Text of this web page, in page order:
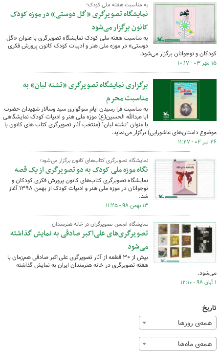
به مناسبت هفته ملی کودک؛
نمایشگاه تصویرگری «گل دوستی» در موزه کودک
کانون برگزار می‌شود
به مناسبت هفته ملی کودک نمایشگاه تصویرگری با عنوان «گل
دوستی» در موزه ملی هنر و ادبیات کودک کانون پرورش فکری
کودکان و نوجوانان برگزار می‌شود.
۱۵ مهر ۰۳ - ۱۰:۱۷
برگزاری نمایشگاه تصویرگری «تشنه لبان» به
مناسبت محرم
به مناسبت فرا رسیدن ایام سوگواری سید وسالار شهیدان حضرت
ابا عبدالله الحسین(ع) موزه ملی هنر و ادبیات کودک نمایشگاهی
با عنوان "تشنه لبان" (منتخب آثار تصویرگری کتاب های کانون با
موضوع داستان‌های عاشورایی) برگزار می‌نماید.
۲۶ تیر ۰۲ - ۱۱:۲۷
نمایشگاه تصویرگری کتاب‌های کانون برگزار می‌شود؛
نگاه موزه ملی کودک به دو تصویرگری از یک قصه
نمایشگاه تصویرگری کتاب‌های کانون پرورش فکری کودکان و
نوجوانان در موزه ملی هنر و ادبیات کودک از بهمن ۱۳۹۸ آغاز
شد.
۱۳ بهمن ۹۸ - ۱۱:۲۵
نمایشگاه انجمن تصویرگران در خانه هنرمندان
تصویرگری‌های علی‌اکبر صادقی به نمایش گذاشته
می‌شود
بیش از ۳۰ قطعه از آثار تصویرگری علی‌اکبر صادقی هم‌زمان با
هفته تصویرگری در خانه هنرمندان ایران به نمایش گذاشته
می‌شود.
۱ آبان ۹۸ - ۱۲:۱۰
تاریخ
همه‌ی روزها
همه‌ی ماه‌ها